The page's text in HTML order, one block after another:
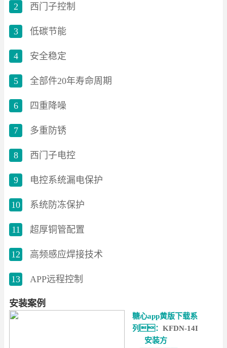
2 西门子控制
3 低碳节能
4 安全稳定
5 全部件20年寿命周期
6 四重降噪
7 多重防锈
8 西门子电控
9 电控系统漏电保护
10 系统防冻保护
11 超厚铜管配置
12 高频感应焊接技术
13 APP远程控制
安装案例
糖心app黄版下载系
列： KFDN-14I
安装方